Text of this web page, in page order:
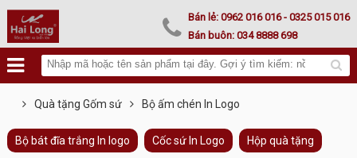
Lư hoá vàng Bán lẻ:0962 016 016 - 0325 015 016
Bán buôn:034 8888 698
Quà tặng Gốm sứ Bộ ấm chén In Logo
Bộ bát đĩa trắng In logo Cốc sứ In Logo Hộp quà tặng